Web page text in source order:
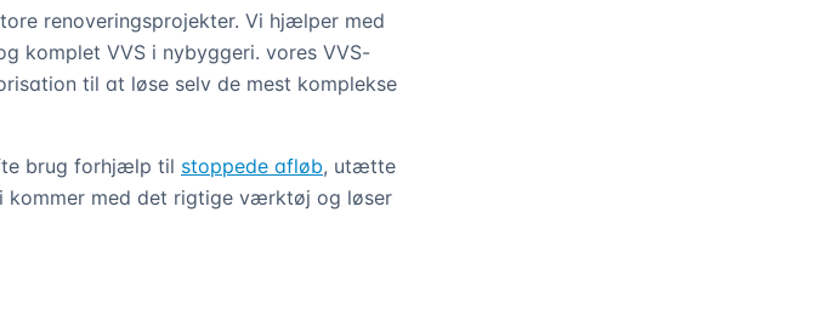
renoveringsprojekter. Vi hjælper med
komplet VVS i nybyggeri. vores VVS-
til at løse selv de mest komplekse
brug forhjælp til stoppede afløb, utætte
kommer med det rigtige værktøj og løser